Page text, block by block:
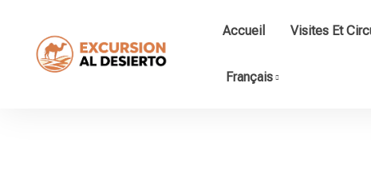
Accueil Visites Et
Français